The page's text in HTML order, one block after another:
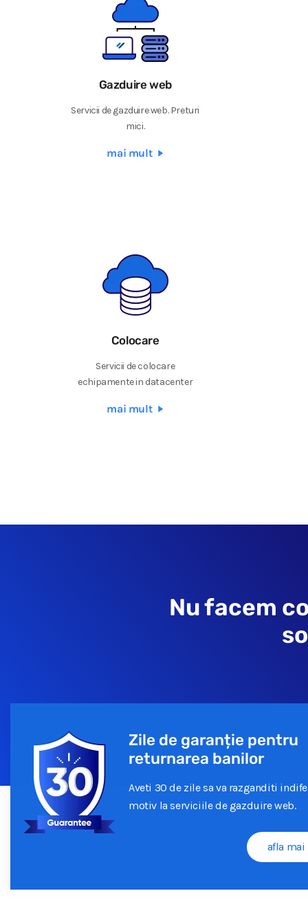
Gazduire web
Servicii de gazduire web. Preturi
mici.
mai mult
Colocare
Servicii de colocare
echipamente in datacenter
mai mult
Nu facem
Zile de garanție pentru
returnarea banilor
Aveti 30 de zile sa va razganditi
motiv la serviciile de gazduire web.
afla